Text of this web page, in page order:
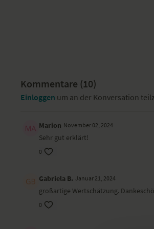
Kommentare (10)
Einloggen um an der Konversation
Marion November 02, 2024
Sehr gut erklärt!
0
Gabriela B. Januar 21, 2024
großartige Wertschätzung.
0